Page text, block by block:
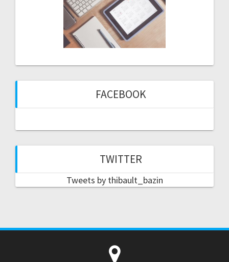
FACEBOOK
TWITTER
Tweets by thibault_bazin